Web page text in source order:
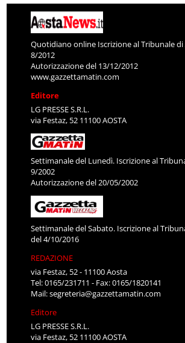
Quotidiano online Iscrizione al Tribunale di
8/2012
Autorizzazione del 13/12/2012
www.gazzettamatin.com
Editore
LG PRESSE S.R.L.
via Festaz, 52 11100 AOSTA
Settimanale del Lunedì. Iscrizione al
9/2002
Autorizzazione del 20/05/2002
Settimanale del Sabato. Iscrizione al
del 4/10/2016
REDAZIONE
via Festaz, 52 - 11100 Aosta
Tel: 0165/231711 - Fax: 0165/1820141
Mail:segreteria@gazzettamatin.com
Editore
LG PRESSE S.R.L.
via Festaz, 52 11100 AOSTA